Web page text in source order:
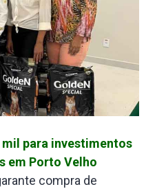
mil para investimentos
em Porto Velho
compra de